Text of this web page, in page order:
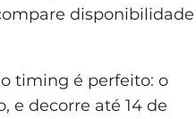
disponibilidade
timing é perfeito: o
e decorre até 14 de